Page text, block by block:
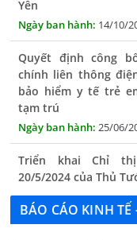
Quyết định công
chính liên thông
bảo hiểm y tế trẻ
tạm trú
25/06/
Triển khai Chỉ thị
20/5/2024 của Thủ
13/06/
Tăng cường lãnh
cách hành chính
13/06/
BÁO CÁO KINH TẾ